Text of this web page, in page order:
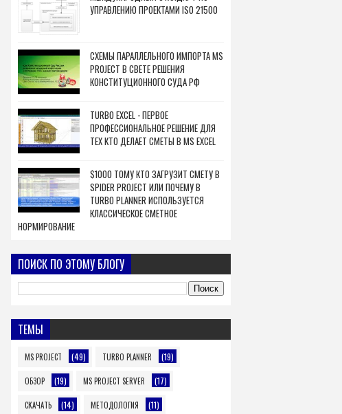
УПРАВЛЕНИЮ ПРОЕКТАМИ ISO 21500
СХЕМЫ ПАРАЛЛЕЛЬНОГО ИМПОРТА MS
PROJECT В СВЕТЕ РЕШЕНИЯ
КОНСТИТУЦИОННОГО СУДА РФ
TURBO EXCEL - ПЕРВОЕ
ПРОФЕССИОНАЛЬНОЕ РЕШЕНИЕ ДЛЯ
ТЕХ КТО ДЕЛАЕТ СМЕТЫ В MS EXCEL
$1000 ТОМУ КТО ЗАГРУЗИТ СМЕТУ В
SPIDER PROJECT ИЛИ ПОЧЕМУ В
TURBO PLANNER ИСПОЛЬЗУЕТСЯ
КЛАССИЧЕСКОЕ СМЕТНОЕ
НОРМИРОВАНИЕ
ПОИСК ПО ЭТОМУ БЛОГУ
ТЕМЫ
MS PROJECT (49) TURBO PLANNER (19)
ОБЗОР (19) MS PROJECT SERVER (17)
СКАЧАТЬ (14) МЕТОДОЛОГИЯ (11)